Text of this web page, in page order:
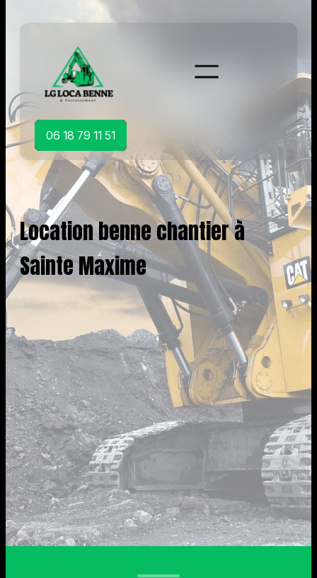
06 18 79 11 51
Location benne chantier à
Sainte Maxime